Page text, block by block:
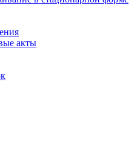
акты